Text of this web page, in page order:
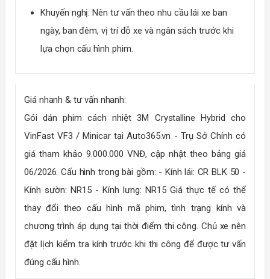
Khuyến nghị: Nên tư vấn theo nhu cầu lái xe ban
ngày, ban đêm, vị trí đỗ xe và ngân sách trước khi
lựa chọn cấu hình phim.
Giá nhanh & tư vấn nhanh:
Gói dán phim cách nhiệt 3M Crystalline Hybrid cho
VinFast VF3 / Minicar tại Auto365.vn - Trụ Sở Chính có
giá tham khảo 9.000.000 VNĐ, cập nhật theo bảng giá
06/2026. Cấu hình trong bài gồm: - Kính lái: CR BLK 50 -
Kính sườn: NR15 - Kính lưng: NR15 Giá thực tế có thể
thay đổi theo cấu hình mã phim, tình trạng kính và
chương trình áp dụng tại thời điểm thi công. Chủ xe nên
đặt lịch kiểm tra kính trước khi thi công để được tư vấn
đúng cấu hình.